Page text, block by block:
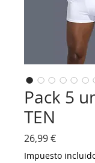
Pack 5
TEN
26,99 €Precio
Impuesto